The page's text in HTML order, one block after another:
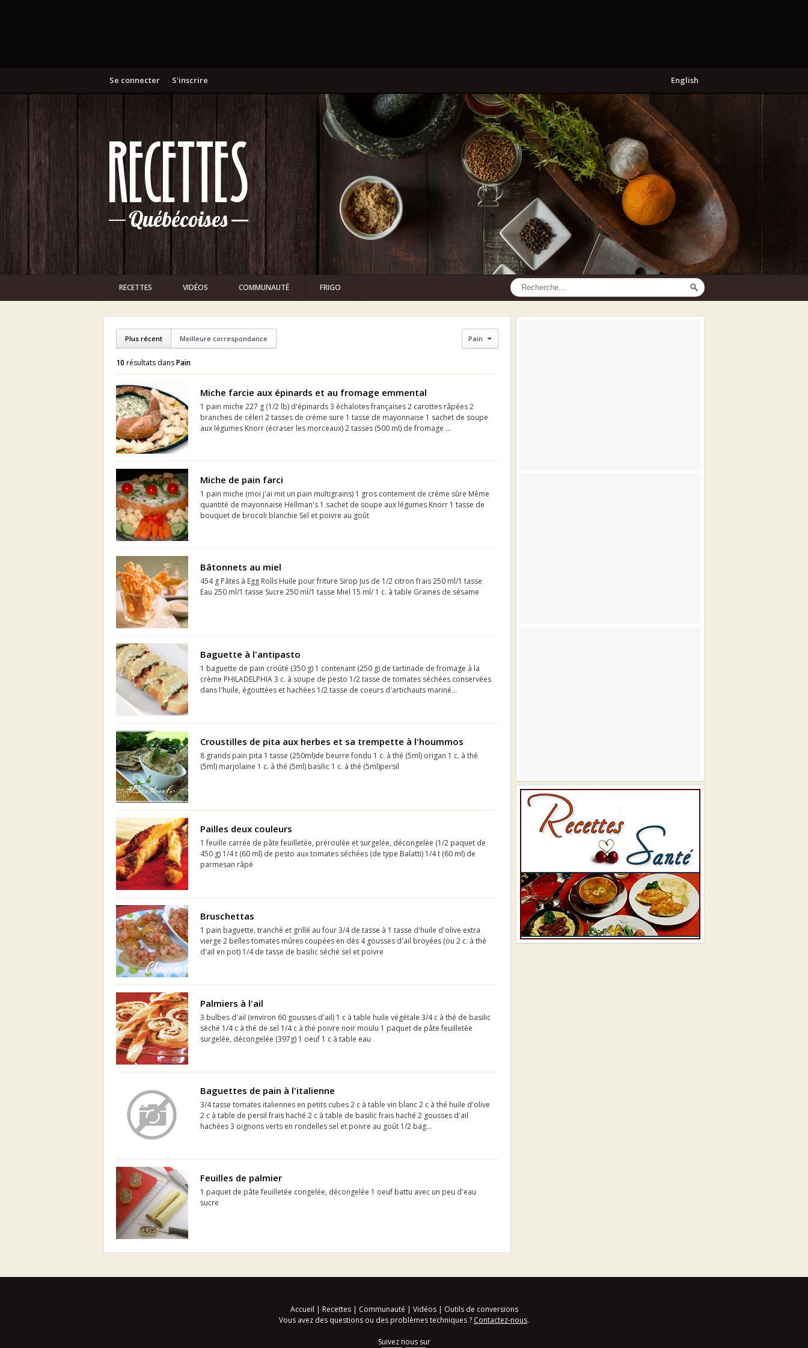
S'inscrire
Se connecter English
RECETTES VIDÉOS COMMUNAUTÉ FRIGO
Meilleure correspondance
Plus récent Pain
10 résultats dansPain
Miche farcie aux épinards et au fromage emmental
1 pain miche 227 g (1/2 lb) d'épinards 3 échalotes françaises 2 carottes râpées 2
branches de céleri 2 tasses de crème sure 1 tasse de mayonnaise 1 sachet de soupe
aux légumes Knorr (écraser les morceaux) 2 tasses (500 ml) de fromage ...
Miche de pain farci
1 pain miche (moi j'ai mit un pain multigrains) 1 gros contement de crème sûre Même
quantité de mayonnaise Hellman's 1 sachet de soupe aux légumes Knorr 1 tasse de
bouquet de brocoli blanchie Sel et poivre au goût
Bâtonnets au miel
454 g Pâtes à Egg Rolls Huile pour friture Sirop Jus de 1/2 citron frais 250 ml/1 tasse
Eau 250 ml/1 tasse Sucre 250 ml/1 tasse Miel 15 ml/ 1 c. à table Graines de sésame
Baguette à l'antipasto
1 baguette de pain croûté (350 g) 1 contenant (250 g) de tartinade de fromage à la
crème PHILADELPHIA 3 c. à soupe de pesto 1/2 tasse de tomates séchées conservées
dans l'huile, égouttées et hachées 1/2 tasse de coeurs d'artichauts mariné...
Croustilles de pita aux herbes et sa trempette à l'hoummos
8 grands pain pita 1 tasse (250ml)de beurre fondu 1 c. à thé (5ml) origan 1 c. à thé
(5ml) marjolaine 1 c. à thé (5ml) basilic 1 c. à thé (5ml)persil
Pailles deux couleurs
1 feuille carrée de pâte feuilletée, préroulée et surgelée, décongelée (1/2 paquet de
450 g) 1/4 t (60 ml) de pesto aux tomates séchées (de type Balatti) 1/4 t (60 ml) de
parmesan râpé
Bruschettas
1 pain baguette, tranché et grillé au four 3/4 de tasse à 1 tasse d'huile d'olive extra
vierge 2 belles tomates mûres coupées en dés 4 gousses d'ail broyées (ou 2 c. à thé
d'ail en pot) 1/4 de tasse de basilic séché sel et poivre
Palmiers à l'ail
3 bulbes d'ail (environ 60 gousses d'ail) 1 c à table huile végétale 3/4 c à thé de basilic
séché 1/4 c à thé de sel 1/4 c à thé poivre noir moulu 1 paquet de pâte feuilletée
surgelée, décongelée (397g) 1 oeuf 1 c à table eau
Baguettes de pain à l'italienne
3/4 tasse tomates italiennes en petits cubes 2 c à table vin blanc 2 c à thé huile d'olive
2 c à table de persil frais haché 2 c à table de basilic frais haché 2 gousses d'ail
hachées 3 oignons verts en rondelles sel et poivre au goût 1/2 bag...
Feuilles de palmier
1 paquet de pâte feuilletée congelée, décongelée 1 oeuf battu avec un peu d'eau
sucre
Accueil | Recettes| Communauté | Vidéos| Outils de conversions
Vous avez des questions ou des problèmes techniques ? Contactez-nous.
Suivez nous sur